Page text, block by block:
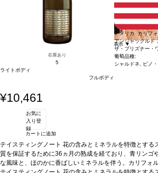
続きを表示 ▼
在庫あり
5
ライトボディ
フルボディ
アメリカ カリフ
アンシャックルド
ザ・プリズナー・
葡萄品種:
シャルドネ, ピノ
¥10,461
お気に
入り登
録
カートに追加
テイスティングノート 花の含みとミネラルを特徴とする
質を保証するために36ヵ月の熟成を経ており、青リンゴ
な風味と、ほのかに香ばしいミネラルを伴う。カリフォ